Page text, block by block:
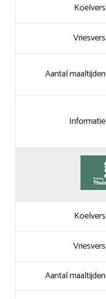
Koelvers
Vriesvers
Aantal maaltijden
Informatie
Koelvers
Vriesvers
Aantal maaltijden